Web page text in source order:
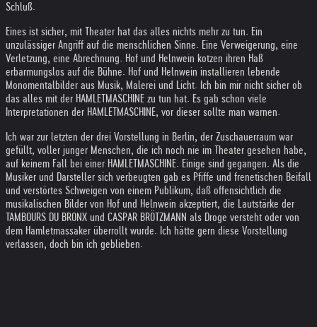
Schluß.
Eines ist sicher, mit Theater hat das alles nichts mehr zu tun. Ein
unzulässiger Angriff auf die menschlichen Sinne. Eine Verweigerung, eine
Verletzung, eine Abrechnung. Hof und Helnwein kotzen ihren Haß
erbarmungslos auf die Bühne. Hof und Helnwein installieren lebende
Monomentalbilder aus Musik, Malerei und Licht. Ich bin mir nicht sicher ob
das alles mit der HAMLETMASCHINE zu tun hat. Es gab schon viele
Interpretationen der HAMLETMASCHINE, vor dieser sollte man warnen.
Ich war zur letzten der drei Vorstellung in Berlin, der Zuschauerraum war
gefüllt, voller junger Menschen, die ich noch nie im Theater gesehen habe,
auf keinem Fall bei einer HAMLETMASCHINE. Einige sind gegangen. Als die
Musiker und Darsteller sich verbeugten gab es Pfiffe und frenetischen Beifall
und verstörtes Schweigen von einem Publikum, daß offensichtlich die
musikalischen Bilder von Hof und Helnwein akzeptiert, die Lautstärke der
TAMBOURS DU BRONX und CASPAR BRÖTZMANN als Droge versteht oder von
dem Hamletmassaker überrollt wurde. Ich hätte gern diese Vorstellung
verlassen, doch bin ich geblieben.